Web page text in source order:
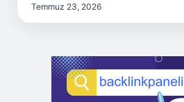
Temmuz 23, 2026